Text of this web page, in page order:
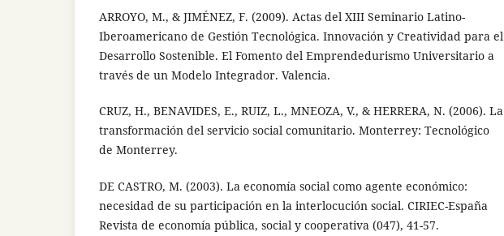
ARROYO, M., & JIMÉNEZ, F. (2009). Actas del XIII Seminario Latino-
Iberoamericano de Gestión Tecnológica. Innovación y Creatividad para el
Desarrollo Sostenible. El Fomento del Emprendedurismo Universitario a
través de un Modelo Integrador. Valencia.
CRUZ, H., BENAVIDES, E., RUIZ, L., MNEOZA, V., & HERRERA, N. (2006). La
transformación del servicio social comunitario. Monterrey: Tecnológico
de Monterrey.
DE CASTRO, M. (2003). La economía social como agente económico:
necesidad de su participación en la interlocución social. CIRIEC-España
Revista de economía pública, social y cooperativa (047), 41-57.